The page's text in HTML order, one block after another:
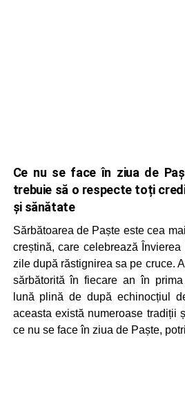
Ce nu se face în ziua de
trebuie să o respecte toți
și sănătate
Sărbătoarea de Paște este cea
creștină, care celebrează
zile după răstignirea sa pe cruce.
sărbătorită în fiecare an în
lună plină de după echinocțiul
aceasta există numeroase tradiții
ce nu se face în ziua de Paște,